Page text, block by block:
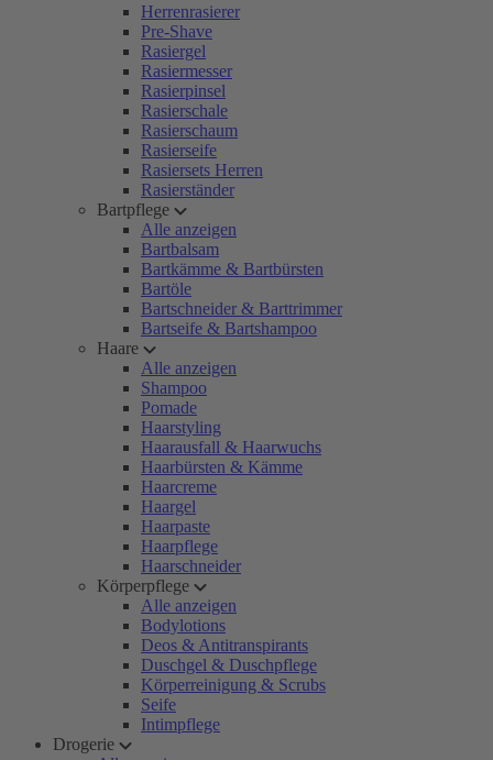
Herrenrasierer
Pre-Shave
Rasiergel
Rasiermesser
Rasierpinsel
Rasierschale
Rasierschaum
Rasierseife
Rasiersets Herren
Rasierständer
Bartpflege
Alle anzeigen
Bartbalsam
Bartkämme & Bartbürsten
Bartöle
Bartschneider & Barttrimmer
Bartseife & Bartshampoo
Haare
Alle anzeigen
Shampoo
Pomade
Haarstyling
Haarausfall & Haarwuchs
Haarbürsten & Kämme
Haarcreme
Haargel
Haarpaste
Haarpflege
Haarschneider
Körperpflege
Alle anzeigen
Bodylotions
Deos & Antitranspirants
Duschgel & Duschpflege
Körperreinigung & Scrubs
Seife
Intimpflege
Drogerie